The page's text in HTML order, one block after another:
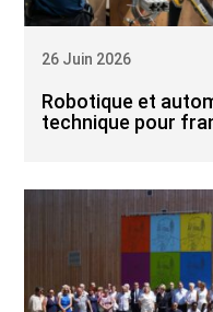
Robotique et
technique pour
26 Juin 2026